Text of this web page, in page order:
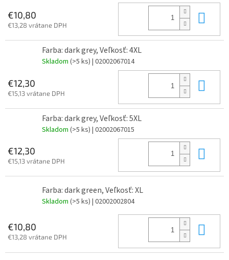
€10,80
€13,28 vrátane DPH
Farba: dark grey, Veľkosť: 4XL
Skladom (>5 ks) | 02002067014
€12,30
€15,13 vrátane DPH
Farba: dark grey, Veľkosť: 5XL
Skladom (>5 ks) | 02002067015
€12,30
€15,13 vrátane DPH
Farba: dark green, Veľkosť: XL
Skladom (>5 ks) | 02002002804
€10,80
€13,28 vrátane DPH